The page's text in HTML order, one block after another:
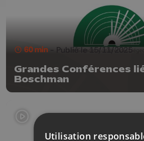
60 min - Publié le 15/11/2025
Grandes Conférences
Boschman
Utilisation